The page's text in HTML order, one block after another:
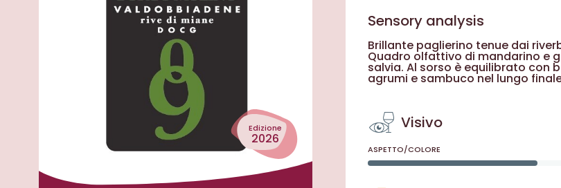
Sensory analysis
Brillante paglierino tenue dai
Quadro olfattivo di mandarino e
salvia. Al sorso è equilibrato con
agrumi e sambuco nel lungo
Visivo
ASPETTO/COLORE
Edizione
2026